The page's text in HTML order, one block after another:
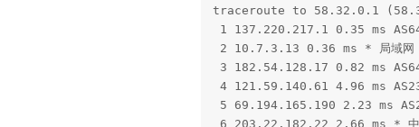
traceroute to 58.32.0.1
1 137.220.217.1 0.35 ms
2 10.7.3.13 0.36 ms * 局域网
3 182.54.128.17 0.82 ms
4 121.59.140.61 4.96 ms
5 69.194.165.190 2.23 ms
6 203.22.182.22 2.66 ms *